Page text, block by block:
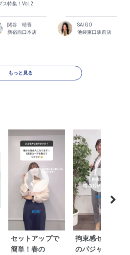
ス特集！Vol.2
関谷 晴香
新宿西口本店
SAIGO
池袋東口駅前店
もっと見る
セットアップで
簡単！春の
拘束感ゼロ！噂
のパジャマスー